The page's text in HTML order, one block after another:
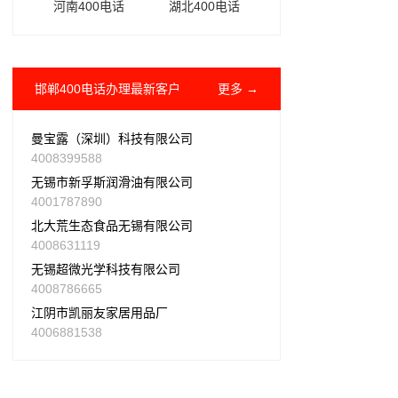
河南400电话 湖北400电话
邯郸400电话办理最新客户 更多 →
曼宝露（深圳）科技有限公司
4008399588
无锡市新孚斯润滑油有限公司
4001787890
北大荒生态食品无锡有限公司
4008631119
无锡超微光学科技有限公司
4008786665
江阴市凯丽友家居用品厂
4006881538